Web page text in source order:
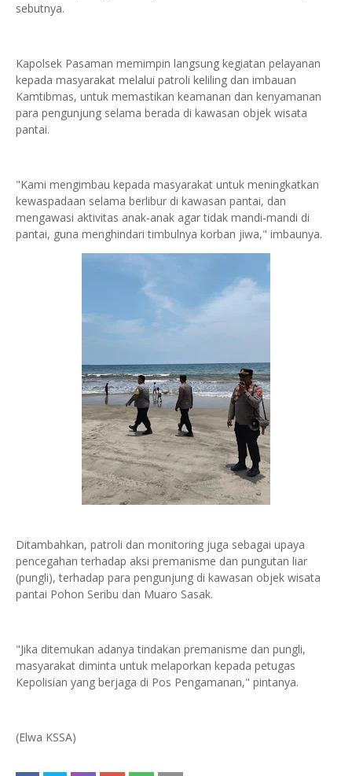
sebutnya.
Kapolsek Pasaman memimpin langsung kegiatan pelayanan
kepada masyarakat melalui patroli keliling dan imbauan
Kamtibmas, untuk memastikan keamanan dan kenyamanan
para pengunjung selama berada di kawasan objek wisata
pantai.
"Kami mengimbau kepada masyarakat untuk meningkatkan
kewaspadaan selama berlibur di kawasan pantai, dan
mengawasi aktivitas anak-anak agar tidak mandi-mandi di
pantai, guna menghindari timbulnya korban jiwa," imbaunya.
Ditambahkan, patroli dan monitoring juga sebagai upaya
pencegahan terhadap aksi premanisme dan pungutan liar
(pungli), terhadap para pengunjung di kawasan objek wisata
pantai Pohon Seribu dan Muaro Sasak.
"Jika ditemukan adanya tindakan premanisme dan pungli,
masyarakat diminta untuk melaporkan kepada petugas
Kepolisian yang berjaga di Pos Pengamanan," pintanya.
(Elwa KSSA)